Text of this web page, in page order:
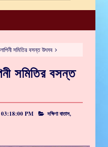
সমিতির বসন্ত উৎসব
সমিতির বসন্ত
PM দক্ষিণা বাতাস,